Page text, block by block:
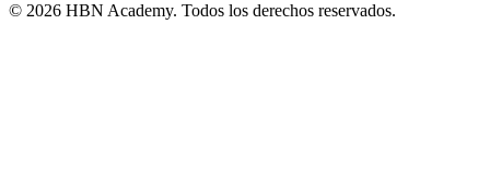
© 2026 HBN Academy. Todos los derechos reservados.